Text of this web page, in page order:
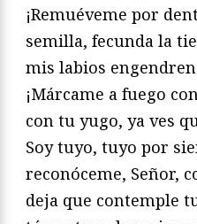
¡Remuéveme por
semilla, fecunda la
mis labios
¡Márcame a fuego
con tu yugo, ya ves
Soy tuyo, tuyo por
reconóceme, Señor,
deja que contemple